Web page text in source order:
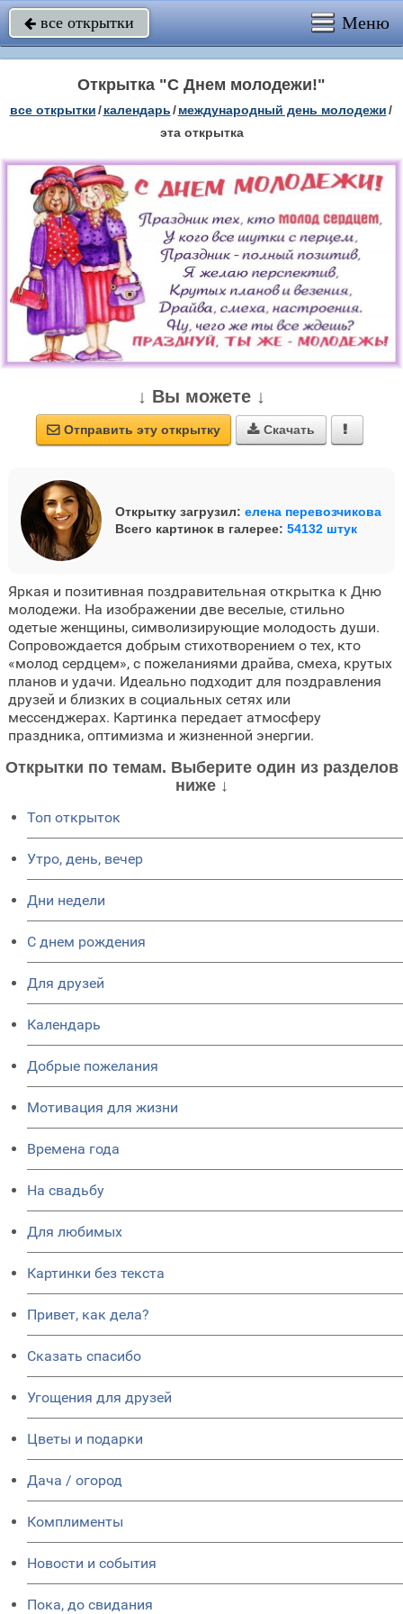
 все открытки Меню
Открытка "С Днем молодежи!"
все открытки/ календарь/ международный день молодежи/
эта открытка
↓ Вы можете ↓
 Отправить эту открытку  Скачать 
Открытку загрузил: елена перевозчикова
Всего картинок в галерее: 54132 штук
Яркая и позитивная поздравительная открытка к Дню
молодежи. На изображении две веселые, стильно
одетые женщины, символизирующие молодость души.
Сопровождается добрым стихотворением о тех, кто
«молод сердцем», с пожеланиями драйва, смеха, крутых
планов и удачи. Идеально подходит для поздравления
друзей и близких в социальных сетях или
мессенджерах. Картинка передает атмосферу
праздника, оптимизма и жизненной энергии.
Открытки по темам. Выберите один из разделов
ниже ↓
Топ открыток
Утро, день, вечер
Дни недели
C днем рождения
Для друзей
Календарь
Добрые пожелания
Мотивация для жизни
Времена года
На свадьбу
Для любимых
Картинки без текста
Привет, как дела?
Сказать спасибо
Угощения для друзей
Цветы и подарки
Дача / огород
Комплименты
Новости и события
Пока, до свидания